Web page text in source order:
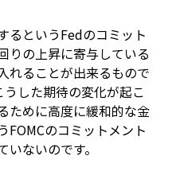
るというFedのコミット
りの上昇に寄与している
れることが出来るもので
した期待の変化が起こ
ために高度に緩和的な金
FOMCのコミットメント
ないのです。